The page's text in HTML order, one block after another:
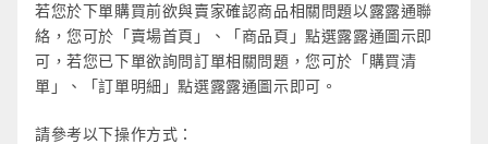
若您於下單購買前欲與賣家確認商品相關問題以露露通聯
絡，您可於「賣場首頁」、「商品頁」點選露露通圖示即
可，若您已下單欲詢問訂單相關問題，您可於「購買清
單」、「訂單明細」點選露露通圖示即可。
請參考以下操作方式：